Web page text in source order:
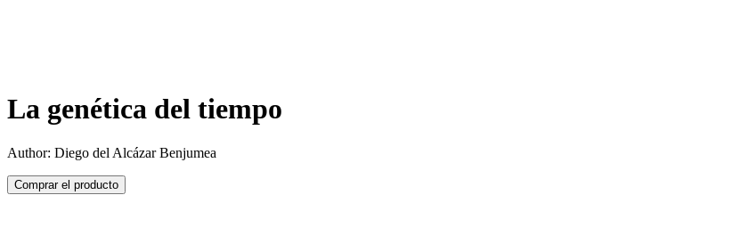
La genética del tiempo
Author: Diego del Alcázar Benjumea
Comprar el producto